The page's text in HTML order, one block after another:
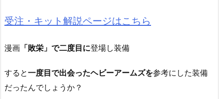
受注・キット解説ページはこちら
漫画 「敗栄」で二度目に登場し装備
すると一度目で出会ったヘビーアームズを参考にした装備
だったんでしょうか？